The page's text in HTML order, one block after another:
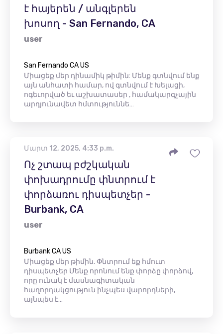
է հայերեն / անգլերեն
խոսող - San Fernando, CA
user
San Fernando CA US
Միացեք մեր դինամիկ թիմին: Մենք գտնվում ենք
այն անհատի համար, ով գտնվում է Խելացի,
ոգեւորված եւ աշխատասեր , համակարգչային
արդյունավետ հմտություննե…
Մարտ 12, 2025, 4:33 p.m.
Ոչ շտապ բժշկական
փոխադրումը փնտրում է
փորձառու դիսպետչեր -
Burbank, CA
user
Burbank CA US
Միացեք մեր թիմին. Փնտրում եք հմուտ
դիսպետչեր Մենք որոնում ենք փորձը փորձով,
որը ունակ է մասնագիտական ​​
հաղորդակցություն ինչպես վարորդների,
այնպես է…